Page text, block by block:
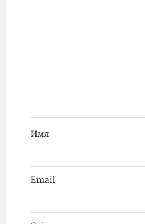
Имя
Email